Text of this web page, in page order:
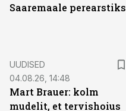
Saaremaale perearstiks
UUDISED
04.08.26, 14:48
Mart Brauer: kolm
mudelit, et tervishoius